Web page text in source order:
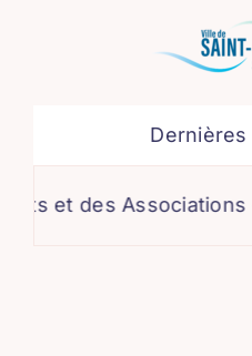
Associations –